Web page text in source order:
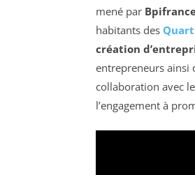
mené par
habitants des
création
entrepreneurs ainsi
collaboration avec
l’engagement à